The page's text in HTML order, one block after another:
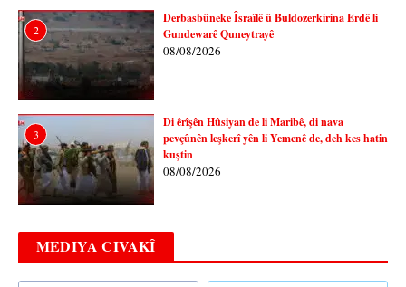
2
Derbasbûneke Îsraîlê û Buldozerkirina Erdê li
Gundewarê Quneytrayê
08/08/2026
3
Di êrîşên Hûsiyan de li Maribê, di nava
pevçûnên leşkerî yên li Yemenê de, deh kes hatin
kuştin
08/08/2026
MEDIYA CIVAKÎ